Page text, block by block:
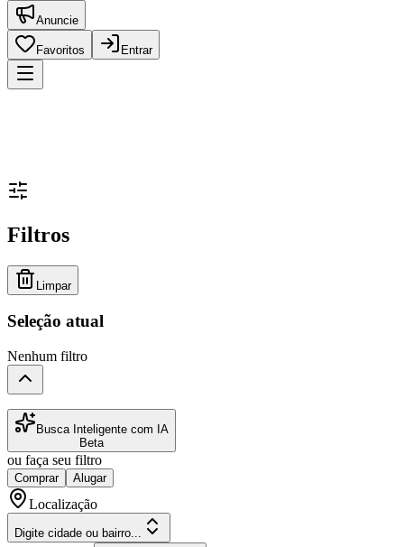
Anuncie
Favoritos Entrar
Filtros
Limpar
Seleção atual
Nenhum filtro
Busca Inteligente com IA
Beta
ou faça seu filtro
Comprar Alugar
Localização
Digite cidade ou bairro...